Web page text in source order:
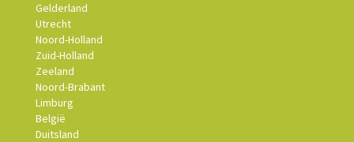
Gelderland
Utrecht
Noord-Holland
Zuid-Holland
Zeeland
Noord-Brabant
Limburg
België
Duitsland